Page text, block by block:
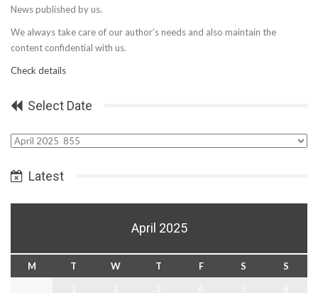
News published by us.
We always take care of our author’s needs and also maintain the
content confidential with us.
Check details
Select Date
Select
Latest
April 2025
M T W T F S
S